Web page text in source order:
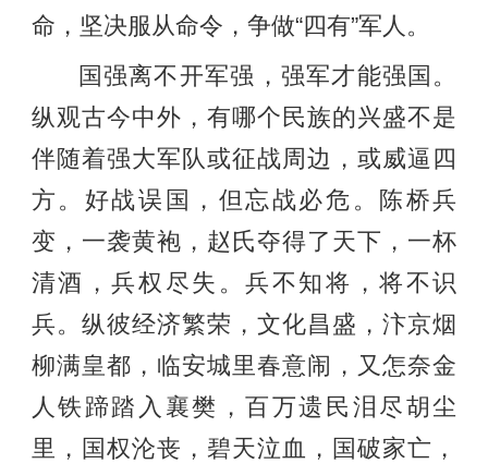
命，坚决服从命令，争做“四有”军人。
国强离不开军强，强军才能强国。
纵观古今中外，有哪个民族的兴盛不是
伴随着强大军队或征战周边，或威逼四
方。好战误国，但忘战必危。陈桥兵
变，一袭黄袍，赵氏夺得了天下，一杯
清酒，兵权尽失。兵不知将，将不识
兵。纵彼经济繁荣，文化昌盛，汴京烟
柳满皇都，临安城里春意闹，又怎奈金
人铁蹄踏入襄樊，百万遗民泪尽胡尘
里，国权沦丧，碧天泣血，国破家亡，